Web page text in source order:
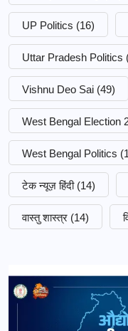
UP Politics (16)
Uttar Pradesh Politics
Vishnu Deo Sai (49)
West Bengal Election
West Bengal Politics
टेक न्यूज़ हिंदी (14)
वास्तु शास्त्र (14)